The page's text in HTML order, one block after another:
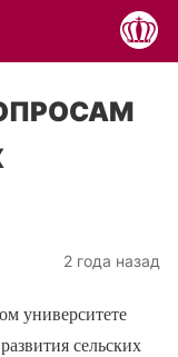
2 года назад
университете
сельских